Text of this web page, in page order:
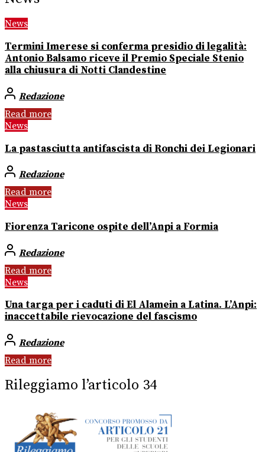
News
Termini Imerese si conferma presidio di legalità:
Antonio Balsamo riceve il Premio Speciale Stenio
alla chiusura di Notti Clandestine
Redazione
Read more
News
La pastasciutta antifascista di Ronchi dei Legionari
Redazione
Read more
News
Fiorenza Taricone ospite dell’Anpi a Formia
Redazione
Read more
News
Una targa per i caduti di El Alamein a Latina. L’Anpi:
inaccettabile rievocazione del fascismo
Redazione
Read more
Rileggiamo l’articolo 34